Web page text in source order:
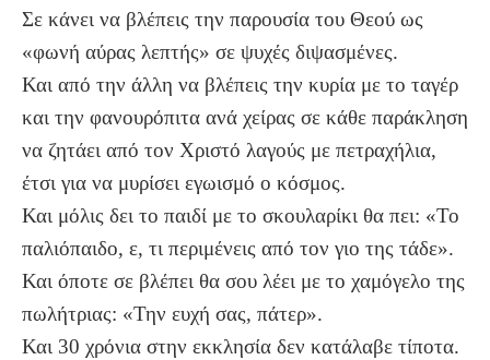
Σε κάνει να βλέπεις την παρουσία του Θεού ως
«φωνή αύρας λεπτής» σε ψυχές διψασμένες.
Και από την άλλη να βλέπεις την κυρία με το ταγέρ
και την φανουρόπιτα ανά χείρας σε κάθε παράκληση
να ζητάει από τον Χριστό λαγούς με πετραχήλια,
έτσι για να μυρίσει εγωισμό ο κόσμος.
Και μόλις δει το παιδί με το σκουλαρίκι θα πει: «Το
παλιόπαιδο, ε, τι περιμένεις από τον γιο της τάδε».
Και όποτε σε βλέπει θα σου λέει με το χαμόγελο της
πωλήτριας: «Την ευχή σας, πάτερ».
Και 30 χρόνια στην εκκλησία δεν κατάλαβε τίποτα.